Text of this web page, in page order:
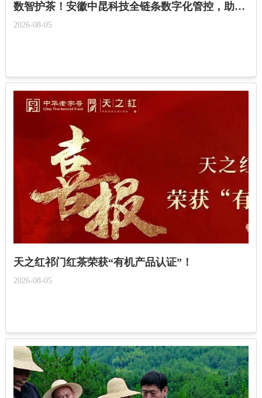
数智护茶！安徽中昆科技全链条数字化管控，助力皖茶提质增效！
2026-08-05
天之红祁门红茶荣获“有机产品认证”！
2026-08-05